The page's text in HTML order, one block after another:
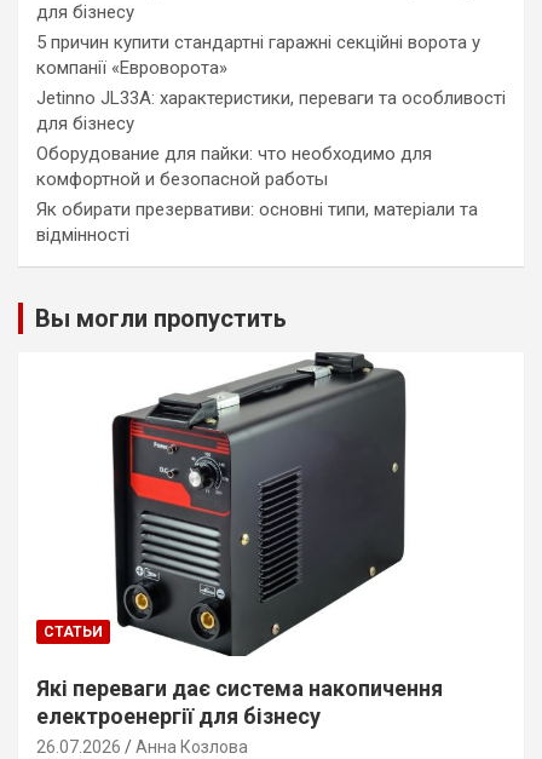
для бізнесу
5 причин купити стандартні гаражні секційні ворота у
компанії «Евроворота»
Jetinno JL33A: характеристики, переваги та особливості
для бізнесу
Оборудование для пайки: что необходимо для
комфортной и безопасной работы
Як обирати презервативи: основні типи, матеріали та
відмінності
Вы могли пропустить
СТАТЬИ
Які переваги дає система накопичення
електроенергії для бізнесу
26.07.2026 Анна Козлова